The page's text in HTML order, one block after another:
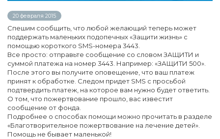
20 февраля 2015
Спешим сообщить, что любой желающий теперь может
поддержать маленьких подопечных «Защити жизнь» с
помощью короткого SMS-номера 3443.
Все просто: отправьте сообщение со словом ЗАЩИТИ и
суммой платежа на номер 3443. Например: «ЗАЩИТИ 500».
После этого вы получите оповещение, что ваш платеж
принят к обработке. Следом придет SMS с просьбой
подтвердить платеж, на которое вам нужно будет ответить.
О том, что пожертвование прошло, вас известит
сообщение от фонда.
Подробнее о способах помощи можно прочитать в разделе
«Благотворительное пожертвование на лечение детей».
Помощь не бывает маленькой!